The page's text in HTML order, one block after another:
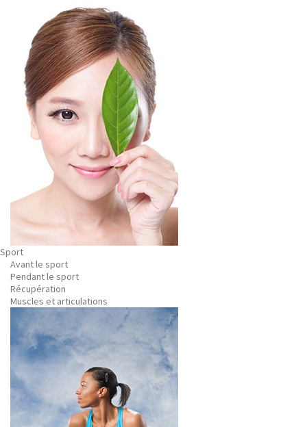
Sport
Avant le sport
Pendant le sport
Récupération
Muscles et articulations